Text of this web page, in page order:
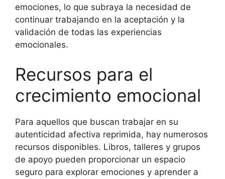
emociones, lo que subraya la necesidad de
continuar trabajando en la aceptación y la
validación de todas las experiencias
emocionales.
Recursos para el
crecimiento emocional
Para aquellos que buscan trabajar en su
autenticidad afectiva reprimida, hay numerosos
recursos disponibles. Libros, talleres y grupos
de apoyo pueden proporcionar un espacio
seguro para explorar emociones y aprender a